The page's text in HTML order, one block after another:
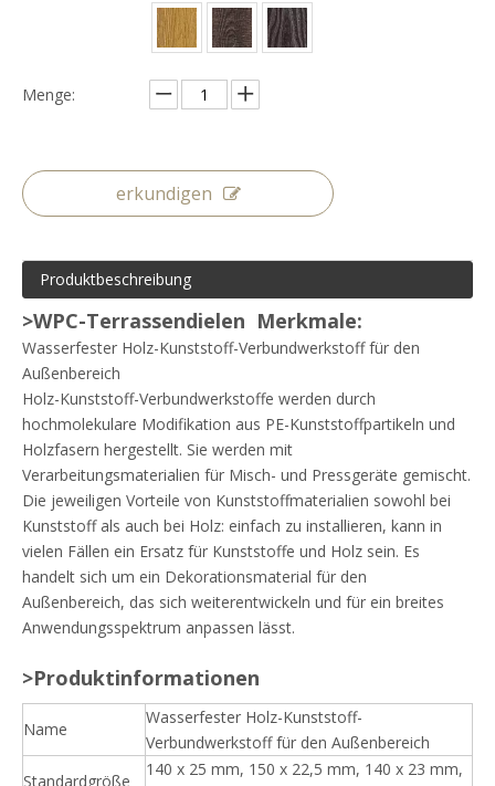
Menge:
erkundigen
Produktbeschreibung
>WPC-Terrassendielen Merkmale:
Wasserfester Holz-Kunststoff-Verbundwerkstoff für den
Außenbereich
Holz-Kunststoff-Verbundwerkstoffe werden durch
hochmolekulare Modifikation aus PE-Kunststoffpartikeln und
Holzfasern hergestellt. Sie werden mit
Verarbeitungsmaterialien für Misch- und Pressgeräte gemischt.
Die jeweiligen Vorteile von Kunststoffmaterialien sowohl bei
Kunststoff als auch bei Holz: einfach zu installieren, kann in
vielen Fällen ein Ersatz für Kunststoffe und Holz sein. Es
handelt sich um ein Dekorationsmaterial für den
Außenbereich, das sich weiterentwickeln und für ein breites
Anwendungsspektrum anpassen lässt.
>Produktinformationen
Name
Wasserfester Holz-Kunststoff-
Verbundwerkstoff für den Außenbereich
Standardgröße
140 x 25 mm, 150 x 22,5 mm, 140 x 23 mm,